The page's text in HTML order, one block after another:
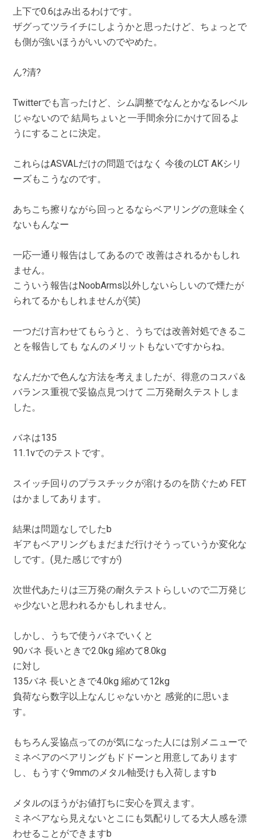
上下で0.6はみ出るわけです。
ザグってツライチにしようかと思ったけど、ちょっとで
も側が強いほうがいいのでやめた。
ん?清?
Twitterでも言ったけど、シム調整でなんとかなるレベル
じゃないので 結局ちょいと一手間余分にかけて回るよ
うにすることに決定。
これらはASVALだけの問題ではなく 今後のLCT AKシリ
ーズもこうなのです。
あちこち擦りながら回っとるならベアリングの意味全く
ないもんなー
一応一通り報告はしてあるので 改善はされるかもしれ
ません。
こういう報告はNoobArms以外しないらしいので煙たが
られてるかもしれませんが(笑)
一つだけ言わせてもらうと、うちでは改善対処できるこ
とを報告しても なんのメリットもないですからね。
なんだかで色んな方法を考えましたが、得意のコスパ＆
バランス重視で妥協点見つけて 二万発耐久テストしま
した。
バネは135
11.1vでのテストです。
スイッチ回りのプラスチックが溶けるのを防ぐため FET
はかましてあります。
結果は問題なしでしたb
ギアもベアリングもまだまだ行けそうっていうか変化な
しです。(見た感じですが)
次世代あたりは三万発の耐久テストらしいので二万発じ
ゃ少ないと思われるかもしれません。
しかし、うちで使うバネでいくと
90バネ 長いときで2.0kg 縮めて8.0kg
に対し
135バネ 長いときで4.0kg 縮めて12kg
負荷なら数字以上なんじゃないかと 感覚的に思いま
す。
もちろん妥協点ってのが気になった人には別メニューで
ミネベアのベアリングもドドーンと用意してあります
し、もうすぐ9mmのメタル軸受けも入荷しますb
メタルのほうがお値打ちに安心を買えます。
ミネベアなら見えないとこにも気配りしてる大人感を漂
わせることができますb